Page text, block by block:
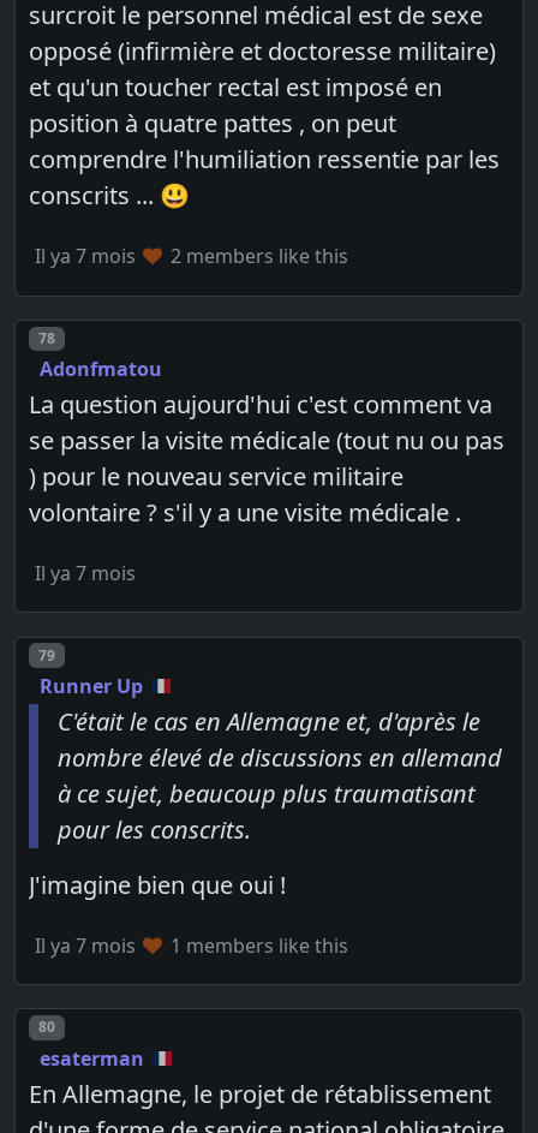
surcroit le personnel médical est de sexe
opposé (infirmière et doctoresse militaire)
et qu'un toucher rectal est imposé en
position à quatre pattes , on peut
comprendre l'humiliation ressentie par les
conscrits ... 😃
Il ya 7 mois 2 members like this
Post number
78
Adonfmatou
La question aujourd'hui c'est comment va
se passer la visite médicale (tout nu ou pas
) pour le nouveau service militaire
volontaire ? s'il y a une visite médicale .
Il ya 7 mois
Post number
79
Runner Up
C'était le cas en Allemagne et, d'après le
nombre élevé de discussions en allemand
à ce sujet, beaucoup plus traumatisant
pour les conscrits.
J'imagine bien que oui !
Il ya 7 mois 1 members like this
Post number
80
esaterman
En Allemagne, le projet de rétablissement